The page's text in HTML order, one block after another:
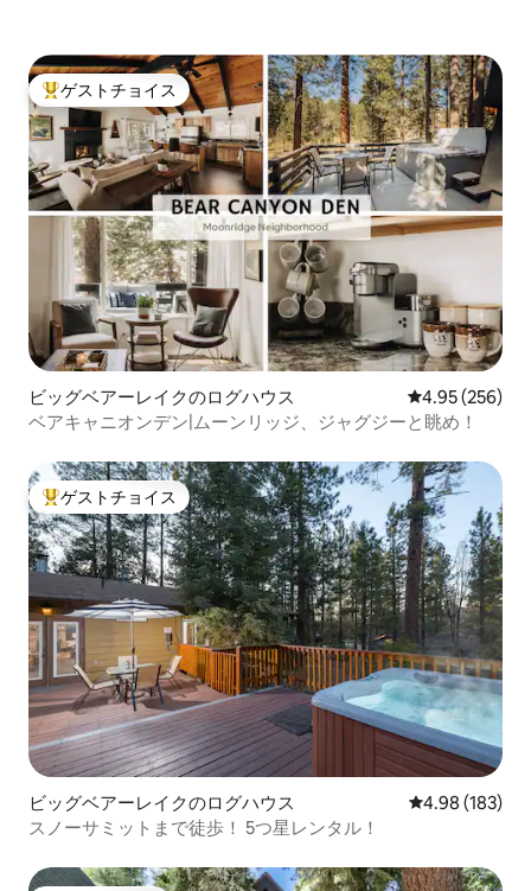
大好評のゲストチョイスです。
ゲストチョイス
ビッグベアーレイクのログハウス レビュー256
4.95 (256)
ベアキャニオンデン|ムーンリッジ、ジャグジーと眺め！
大好評のゲストチョイスです。
ゲストチョイス
ビッグベアーレイクのログハウス レビュー183
4.98 (183)
スノーサミットまで徒歩！ 5つ星レンタル！